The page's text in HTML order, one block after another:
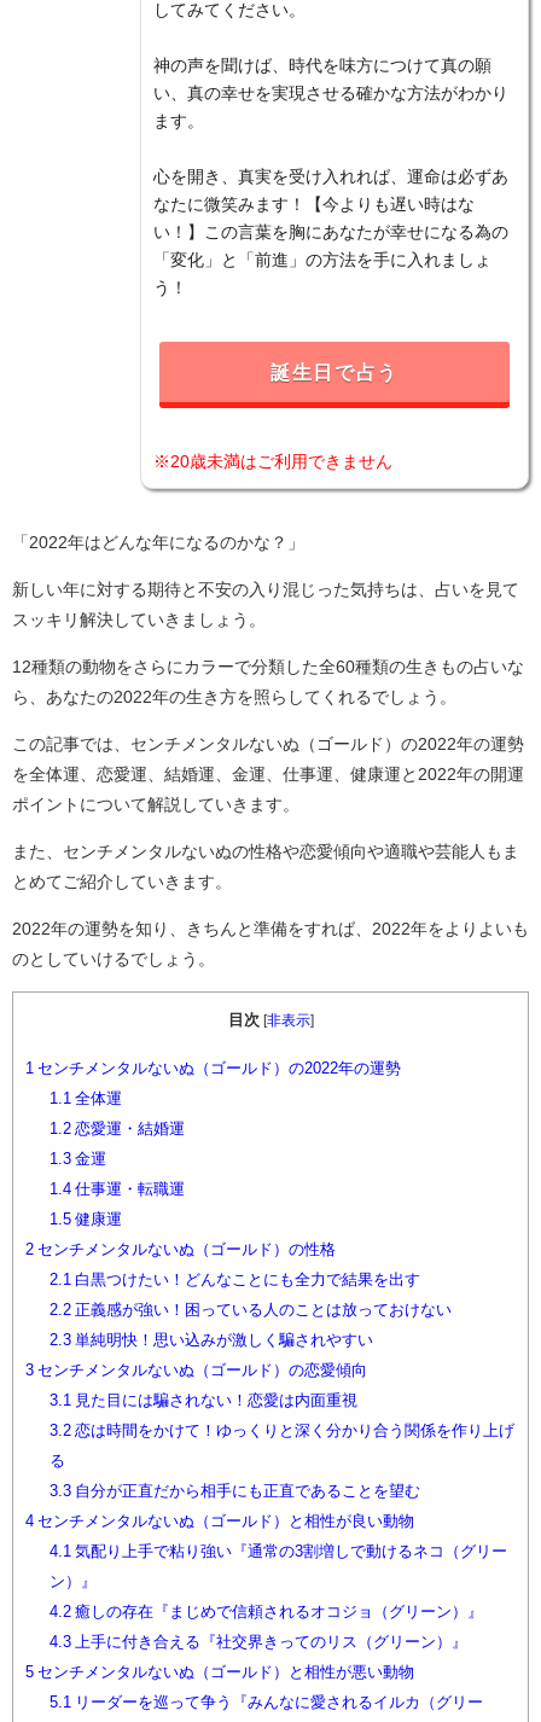
してみてください。
神の声を聞けば、時代を味方につけて真の願
い、真の幸せを実現させる確かな方法がわかり
ます。
心を開き、真実を受け入れれば、運命は必ずあ
なたに微笑みます！【今よりも遅い時はな
い！】この言葉を胸にあなたが幸せになる為の
「変化」と「前進」の方法を手に入れましょ
う！
誕生日で占う
※20歳未満はご利用できません
「2022年はどんな年になるのかな？」
新しい年に対する期待と不安の入り混じった気持ちは、占いを見て
スッキリ解決していきましょう。
12種類の動物をさらにカラーで分類した全60種類の生きもの占いな
ら、あなたの2022年の生き方を照らしてくれるでしょう。
この記事では、センチメンタルないぬ（ゴールド）の2022年の運勢
を全体運、恋愛運、結婚運、金運、仕事運、健康運と2022年の開運
ポイントについて解説していきます。
また、センチメンタルないぬの性格や恋愛傾向や適職や芸能人もま
とめてご紹介していきます。
2022年の運勢を知り、きちんと準備をすれば、2022年をよりよいも
のとしていけるでしょう。
目次 非表示]
1 センチメンタルないぬ（ゴールド）の2022年の運勢
1.1 全体運
1.2恋愛運・結婚運
1.3金運
1.4仕事運・転職運
1.5健康運
2 センチメンタルないぬ（ゴールド）の性格
2.1 白黒つけたい！どんなことにも全力で結果を出す
2.2正義感が強い！困っている人のことは放っておけない
2.3単純明快！思い込みが激しく騙されやすい
3 センチメンタルないぬ（ゴールド）の恋愛傾向
3.1
見た目には騙されない！恋愛は内面重視
3.2恋は時間をかけて！ゆっくりと深く分かり合う関係を作り上げ
る
3.3自分が正直だから相手にも正直であることを望む
4 センチメンタルないぬ（ゴールド）と相性が良い動物
4.1 気配り上手で粘り強い『通常の3割増しで動けるネコ（グリー
ン）』
4.2癒しの存在『まじめで信頼されるオコジョ（グリーン）』
4.3上手に付き合える『社交界きってのリス（グリーン）』
5 センチメンタルないぬ（ゴールド）と相性が悪い動物
5.1
リーダーを巡って争う『みんなに愛されるイルカ（グリー